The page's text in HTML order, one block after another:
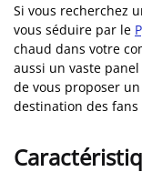
Si vous recherchez
vous séduire par le
chaud dans votre
aussi un vaste panel
de vous proposer
destination des